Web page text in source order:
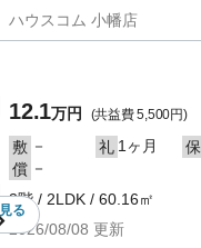
ハウスコム 小幡店
見る
12.1万円 (共益費 5,500円)
敷 － 礼 1ヶ月 保
償 －
3階 / 2LDK / 60.16㎡
2026/08/08 更新